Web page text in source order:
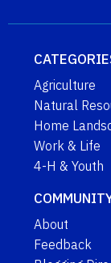
Agriculture
Natural
Home
Work & Life
4-H & Youth
About
Feedback